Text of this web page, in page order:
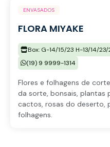
ENVASADOS
FLORA MIYAKE
Box: G-14/15/23 H-13/14/
(19) 9 9999-1314
Flores e folhagens de
da sorte, bonsais, plantas
cactos, rosas do deserto,
folhagens.